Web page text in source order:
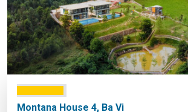
Montana House 4, Ba Vi